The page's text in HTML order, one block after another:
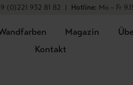
(0)221 932 81 82 | Hotline: Mo – Fr
Magazin
Kontakt